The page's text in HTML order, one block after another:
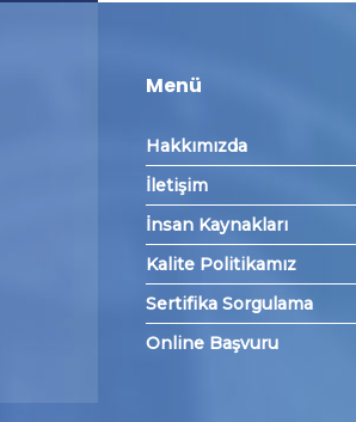
Menü
Hakkımızda
İletişim
İnsan Kaynakları
Kalite Politikamız
Sertifika Sorgulama
Online Başvuru